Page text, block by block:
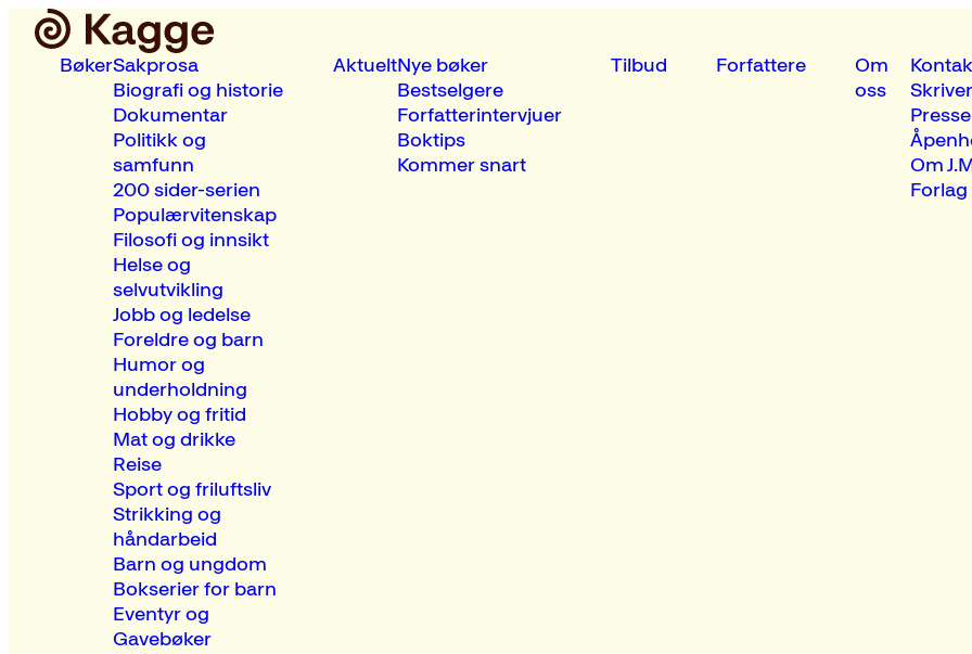
BøkerSakprosa
Biografi og historie
Dokumentar
Politikk og
samfunn
200 sider-serien
Populærvitenskap
Filosofi og innsikt
Helse og
selvutvikling
Jobb og ledelse
Foreldre og barn
Humor og
underholdning
Hobby og fritid
Mat og drikke
Reise
Sport og friluftsliv
Strikking og
håndarbeid
Barn og ungdom
Bokserier for barn
Eventyr og
Gavebøker
AktueltNye bøker
Bestselgere
Forfatterintervjuer
Boktips
Kommer snart
Tilbud Forfattere
Om
oss
Presse
Om
Forlag